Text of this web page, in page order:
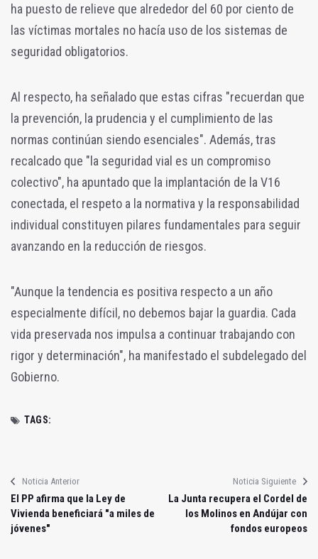
ha puesto de relieve que alrededor del 60 por ciento de
las víctimas mortales no hacía uso de los sistemas de
seguridad obligatorios.
Al respecto, ha señalado que estas cifras "recuerdan que
la prevención, la prudencia y el cumplimiento de las
normas continúan siendo esenciales". Además, tras
recalcado que "la seguridad vial es un compromiso
colectivo", ha apuntado que la implantación de la V16
conectada, el respeto a la normativa y la responsabilidad
individual constituyen pilares fundamentales para seguir
avanzando en la reducción de riesgos.
"Aunque la tendencia es positiva respecto a un año
especialmente difícil, no debemos bajar la guardia. Cada
vida preservada nos impulsa a continuar trabajando con
rigor y determinación", ha manifestado el subdelegado del
Gobierno.
TAGS:
Noticia Anterior
El PP afirma que la Ley de
Vivienda beneficiará "a miles de
jóvenes"
Noticia Siguiente
La Junta recupera el Cordel de
los Molinos en Andújar con
fondos europeos